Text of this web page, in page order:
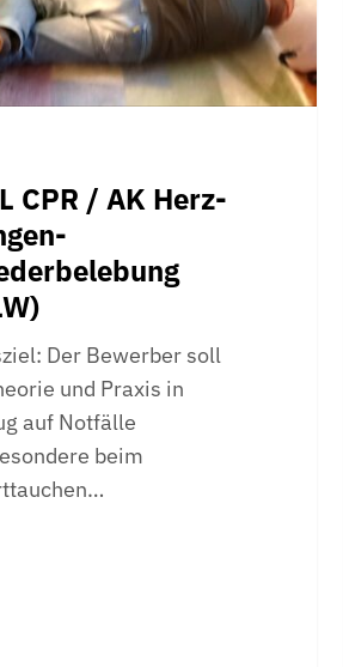
CPR / AK Herz-
Der Bewerber soll
und Praxis in
auf Notfälle
beim